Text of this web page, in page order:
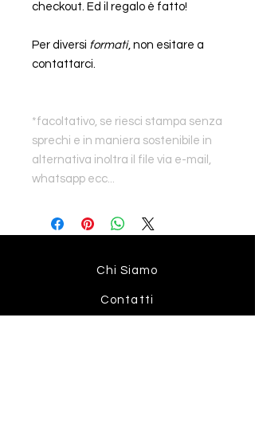
checkout. Ed il regalo è fatto!
Per diversi formati, non esitare a
contattarci.
*facoltativo, se riesci stampa senza
sprechi e in maniera sostenibile in
alternativa inoltra il file via e-mail,
whatsapp ecc...
Chi Siamo
Contatti